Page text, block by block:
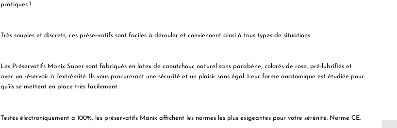
pratiques !
Très souples et discrets, ces préservatifs sont faciles à dérouleret conviennent ainsi à tous types de situations.
Les Préservatifs Manix Super sont fabriqués en latex de caoutchouc naturel sans parabène, colorés de rose, pré-lubrifiés et
avec un réservoir à l’extrémité. Ils vous procureront une sécurité et un plaisir sans égal. Leur forme anatomique est étudiée pour
qu’ils se mettent en place très facilement.
Testés électroniquement à 100%, les préservatifs Manix affichent les normes les plus exigeantes pour votre sérénité. Norme CE.